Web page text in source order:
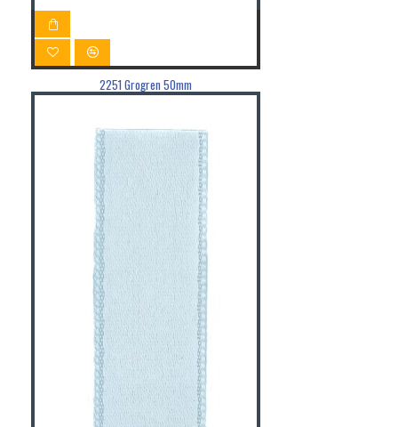
2251 Grogren 50mm